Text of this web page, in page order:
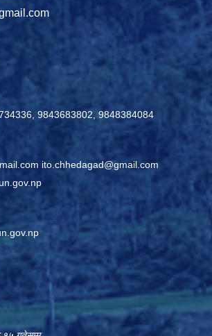
9843683802, 9848384084
ito.chhedagad@gmail.com